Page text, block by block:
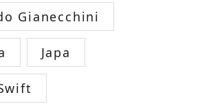
Gianecchini
Japa